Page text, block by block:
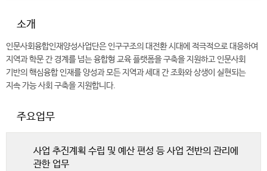
소개
인문사회융합인재양성사업단은 인구구조의 대전환 시대에 적극적으로 대응하여
지역과 학문 간 경계를 넘는 융합형 교육 플랫폼을 구축을 지원하고 인문사회
기반의 핵심융합 인재를 양성과 모든 지역과 세대 간 조화와 상생이 실현되는
지속 가능 사회 구축을 지원합니다.
주요업무
사업 추진계획 수립 및 예산 편성 등 사업 전반의 관리에
관한 업무